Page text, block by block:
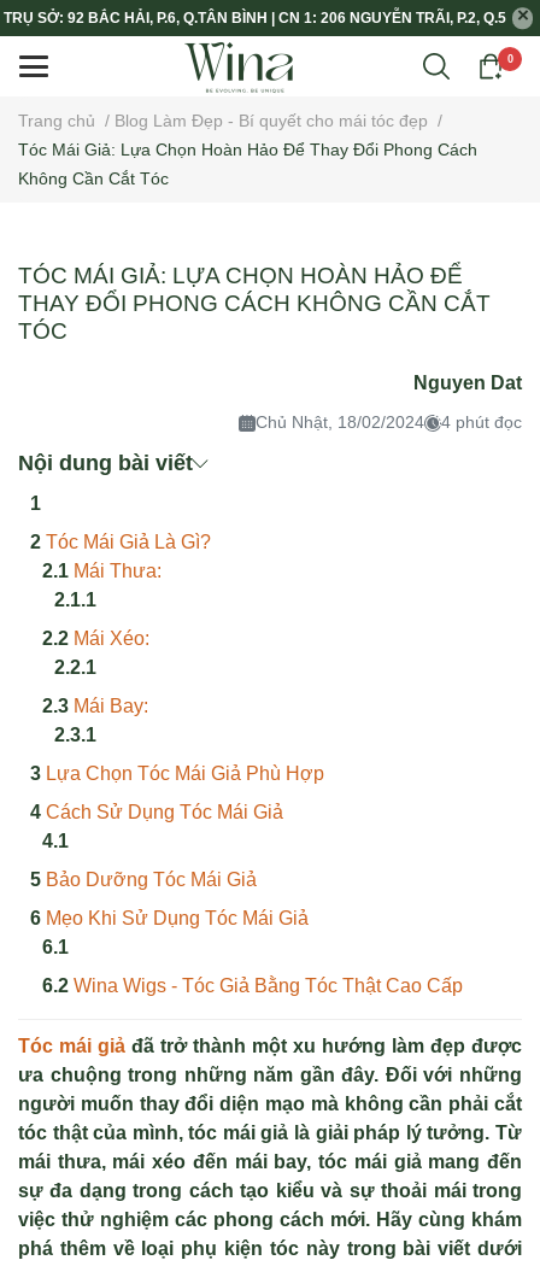
TRỤ SỞ: 92 BẮC HẢI, P.6, Q.TÂN BÌNH | CN 1: 206 NGUYỄN TRÃI, P.2, Q.5
0
Trang chủ / Blog Làm Đẹp - Bí quyết cho mái tóc đẹp /
Tóc Mái Giả: Lựa Chọn Hoàn Hảo Để Thay Đổi Phong Cách
Không Cần Cắt Tóc
TÓC MÁI GIẢ: LỰA CHỌN HOÀN HẢO ĐỂ
THAY ĐỔI PHONG CÁCH KHÔNG CẦN CẮT
TÓC
Nguyen Dat
Chủ Nhật, 18/02/2024 4 phút đọc
Nội dung bài viết
Tóc Mái Giả Là Gì?
Mái Thưa:
Mái Xéo:
Mái Bay:
Lựa Chọn Tóc Mái Giả Phù Hợp
Cách Sử Dụng Tóc Mái Giả
Bảo Dưỡng Tóc Mái Giả
Mẹo Khi Sử Dụng Tóc Mái Giả
Wina Wigs - Tóc Giả Bằng Tóc Thật Cao Cấp
Tóc mái giả đã trở thành một xu hướng làm đẹp được
ưa chuộng trong những năm gần đây. Đối với những
người muốn thay đổi diện mạo mà không cần phải cắt
tóc thật của mình, tóc mái giả là giải pháp lý tưởng. Từ
mái thưa, mái xéo đến mái bay, tóc mái giả mang đến
sự đa dạng trong cách tạo kiểu và sự thoải mái trong
việc thử nghiệm các phong cách mới. Hãy cùng khám
phá thêm về loại phụ kiện tóc này trong bài viết dưới